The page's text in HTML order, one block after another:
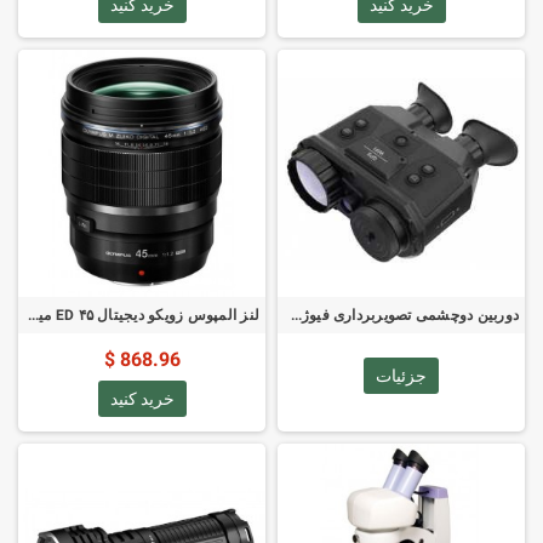
خرید کنید خرید کنید
دوربین دوچشمی تصویربرداری فیوژن AGM Explorator FSB50-640
جزئیات
لنز المپوس زویکو دیجیتال ED ۴۵ میلی‌متر پرو - میکرو ۴:۳
868.96 $
خرید کنید